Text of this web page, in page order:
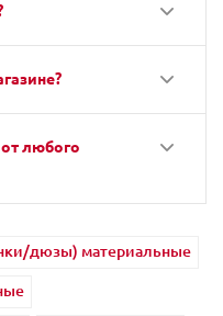
любого
дюзы) материальные